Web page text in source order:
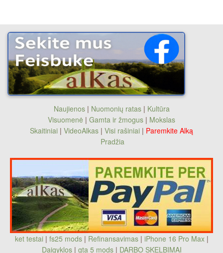
Naujienos| Nuomonių ratas| Kultūra
Visuomenė | Gamta ir žmogus | Mokslas
Skaitiniai | VideoAlkas | Visi rašiniai | Paremkite Alką
Pradžia
ket testai | fs25 mods| Refinansavimas| iPhone 16 Pro Max|
Daigyklos| gta 5 mods | DARBO SKELBIMAI